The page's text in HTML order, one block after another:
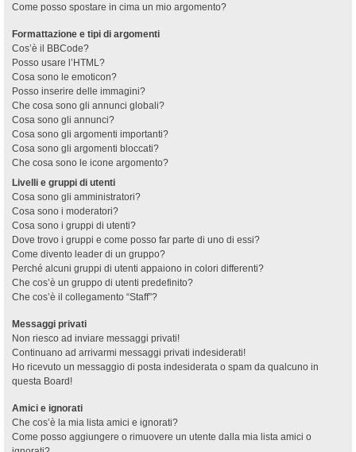
Come posso spostare in cima un mio argomento?
Formattazione e tipi di argomenti
Cos’è il BBCode?
Posso usare l’HTML?
Cosa sono le emoticon?
Posso inserire delle immagini?
Che cosa sono gli annunci globali?
Cosa sono gli annunci?
Cosa sono gli argomenti importanti?
Cosa sono gli argomenti bloccati?
Che cosa sono le icone argomento?
Livelli e gruppi di utenti
Cosa sono gli amministratori?
Cosa sono i moderatori?
Cosa sono i gruppi di utenti?
Dove trovo i gruppi e come posso far parte di uno di essi?
Come divento leader di un gruppo?
Perché alcuni gruppi di utenti appaiono in colori differenti?
Che cos’è un gruppo di utenti predefinito?
Che cos’è il collegamento “Staff”?
Messaggi privati
Non riesco ad inviare messaggi privati!
Continuano ad arrivarmi messaggi privati indesiderati!
Ho ricevuto un messaggio di posta indesiderata o spam da qualcuno in
questa Board!
Amici e ignorati
Che cos’è la mia lista amici e ignorati?
Come posso aggiungere o rimuovere un utente dalla mia lista amici o